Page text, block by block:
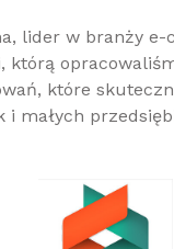
Online
lider w branży e-
którą
które
i małych